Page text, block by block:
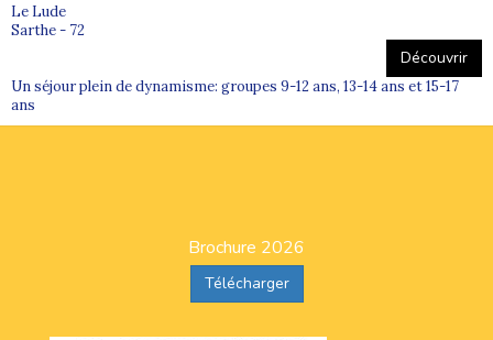
Le Lude
Sarthe - 72
Découvrir
Un séjour plein de dynamisme: groupes 9-12 ans, 13-14 ans et 15-17
ans
Brochure 2026
Télécharger